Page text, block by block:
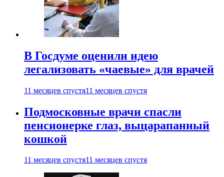
В Госдуме оценили идею
легализовать «чаевые» для врачей
11 месяцев спустя11 месяцев спустя
Подмосковные врачи спасли
пенсионерке глаз, выцарапанный
кошкой
11 месяцев спустя11 месяцев спустя